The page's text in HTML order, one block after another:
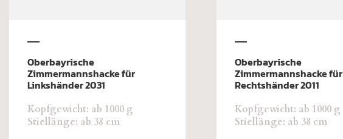
Oberbayrische
Zimmermannshacke für
Linkshänder 2031
Kopfgewicht: ab 1000 g
Stiellänge: ab 38 cm
Oberbayrische
Zimmermannshacke für
Rechtshänder 2011
Kopfgewicht: ab 1000 g
Stiellänge: ab 38 cm